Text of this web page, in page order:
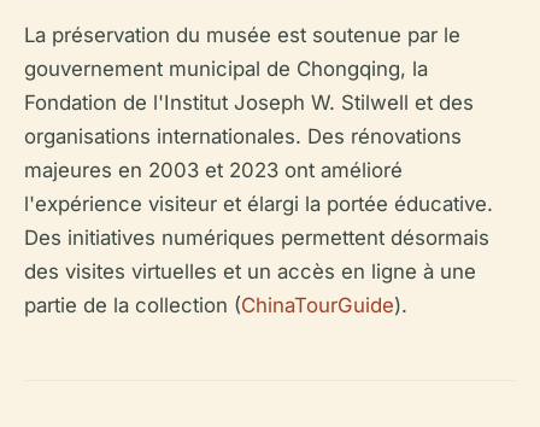
La préservation du musée est soutenue par le
gouvernement municipal de Chongqing, la
Fondation de l'Institut Joseph W. Stilwell et des
organisations internationales. Des rénovations
majeures en 2003 et 2023 ont amélioré
l'expérience visiteur et élargi la portée éducative.
Des initiatives numériques permettent désormais
des visites virtuelles et un accès en ligne à une
partie de la collection (ChinaTourGuide).